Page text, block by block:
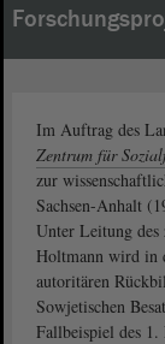
Im Auftrag des
Zentrum für
zur
Sachsen-Anhalt
Unter Leitung
Holtmann wird in
autoritären
Sowjetischen
Fallbeispiel des 1.